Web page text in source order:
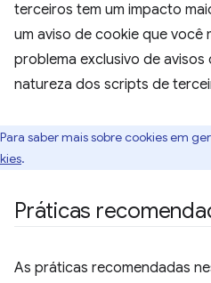
terceiros tem um impacto
um aviso de cookie que você
problema exclusivo de avisos
natureza dos scripts de
Para saber mais sobre cookies em
.
Práticas
As práticas recomendadas